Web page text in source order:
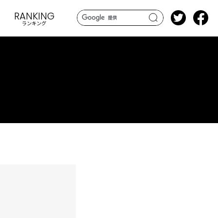
search
RANKING
ランキング